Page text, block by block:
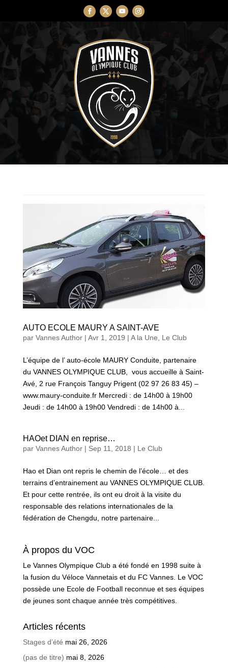
AUTO ECOLE MAURY A SAINT-AVE
par Vannes Author| Avr 1, 2019 | A la Une, Le Club
L’équipe de l’ auto-école MAURY Conduite, partenaire
du VANNES OLYMPIQUE CLUB, vous accueille à Saint-
Avé, 2 rue François Tanguy Prigent (02 97 26 83 45) –
www.maury-conduite.fr Mercredi : de 14h00 à 19h00
Jeudi : de 14h00 à 19h00 Vendredi : de 14h00 à...
HAOet DIAN en reprise…
par Vannes Author| Sep 11, 2018 | Le Club
Hao et Dian ont repris le chemin de l’école… et des
terrains d’entrainement au VANNES OLYMPIQUE CLUB.
Et pour cette rentrée, ils ont eu droit à la visite du
responsable des relations internationales de la
fédération de Chengdu, notre partenaire...
À propos du VOC
Le Vannes Olympique Club a été fondé en 1998 suite à
la fusion du Véloce Vannetais et du FC Vannes. Le VOC
possède une Ecole de Football reconnue et ses équipes
de jeunes sont chaque année très compétitives.
Articles récents
Stages d’été mai 26, 2026
(pas de titre) mai 8, 2026